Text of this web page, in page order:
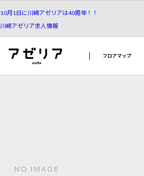
10月1日に川崎アゼリアは40周年！！
川崎アゼリア求人情報
フロアマップ